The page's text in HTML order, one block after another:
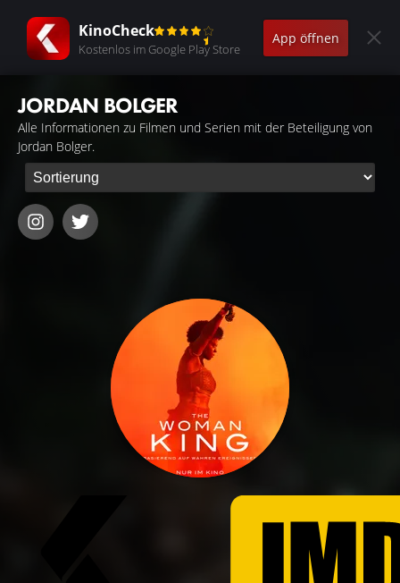
KinoCheck
Kostenlos im Google Play Store
App öffnen
JORDAN BOLGER
Alle Informationen zu Filmen und Serien mit der Beteiligung von
Jordan Bolger.